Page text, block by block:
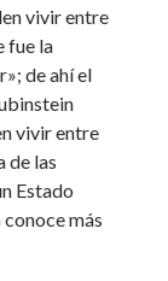
vivir entre
fue la
de ahí el
vivir entre
de las
Estado
más